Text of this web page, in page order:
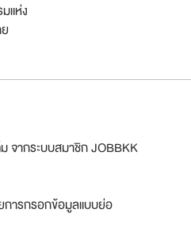
แห่ง
จากระบบสมาชิก JOBBKK
การกรอกข้อมูลแบบย่อ